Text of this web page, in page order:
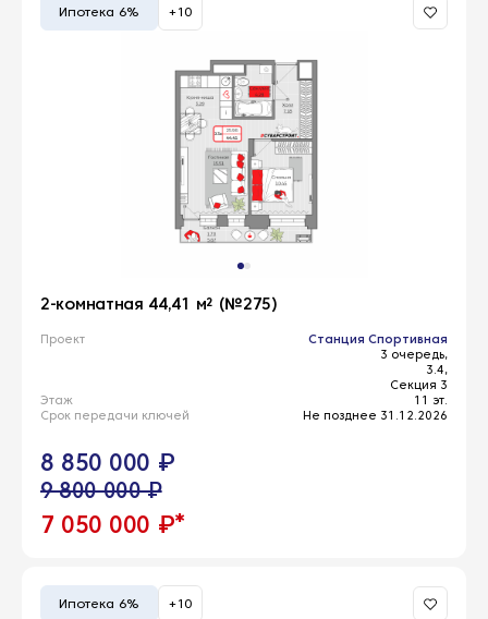
Ипотека 6% +10
2-комнатная 44,41 м² (№275)
Проект
Станция Спортивная
3 очередь,
3.4,
Секция 3
Этаж
11 эт.
Срок передачи ключей
Не позднее 31.12.2026
8 850 000 ₽
9 800 000 ₽
7 050 000 ₽*
Ипотека 6% +10